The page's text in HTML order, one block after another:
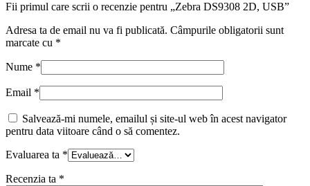
Fii primul care scrii o recenzie pentru „Zebra DS9308 2D, USB”
Adresa ta de email nu va fi publicată. Câmpurile obligatorii sunt
marcate cu *
Nume *
Email *
Salvează-mi numele, emailul și site-ul web în acest navigator
pentru data viitoare când o să comentez.
Evaluarea ta *
Recenzia ta *